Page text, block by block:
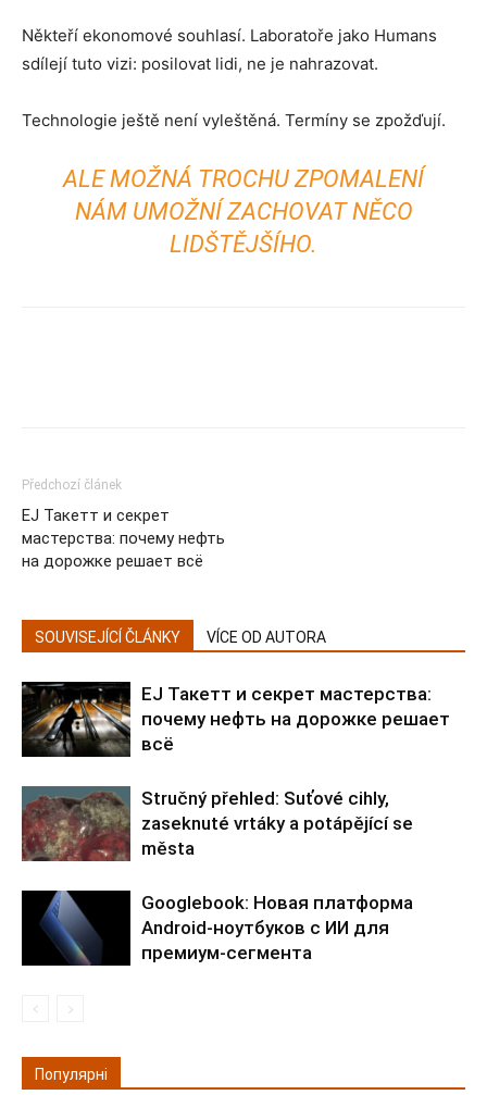
Někteří ekonomové souhlasí. Laboratoře jako Humans
sdílejí tuto vizi: posilovat lidi, ne je nahrazovat.
Technologie ještě není vyleštěná. Termíny se zpožďují.
ALE MOŽNÁ TROCHU ZPOMALENÍ
NÁM UMOŽNÍ ZACHOVAT NĚCO
LIDŠTĚJŠÍHO.
Předchozí článek
EJ Такетт и секрет
мастерства: почему нефть
на дорожке решает всё
SOUVISEJÍCÍ ČLÁNKY VÍCE OD AUTORA
EJ Такетт и секрет мастерства:
почему нефть на дорожке решает
всё
Stručný přehled: Suťové cihly,
zaseknuté vrtáky a potápějící se
města
Googlebook: Новая платформа
Android-ноутбуков с ИИ для
премиум-сегмента
Популярні